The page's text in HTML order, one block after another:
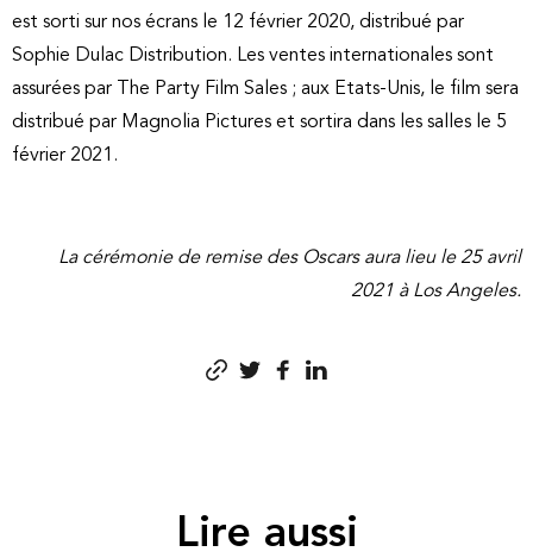
est sorti sur nos écrans le 12 février 2020, distribué par
Sophie Dulac Distribution. Les ventes internationales sont
assurées par The Party Film Sales ; aux Etats-Unis, le film sera
distribué par Magnolia Pictures et sortira dans les salles le 5
février 2021.
La cérémonie de remise des Oscars aura lieu le 25 avril
2021 à Los Angeles.
Lire aussi